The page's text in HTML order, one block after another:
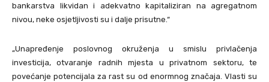
bankarstva likvidan i adekvatno kapitaliziran na agregatnom
nivou, neke osjetljivosti su i dalje prisutne.“
„Unapređenje poslovnog okruženja u smislu privlačenja
investicija, otvaranje radnih mjesta u privatnom sektoru, te
povećanje potencijala za rast su od enormnog značaja. Vlasti su